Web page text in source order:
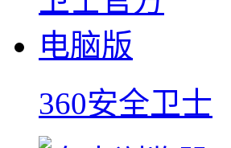
360安全卫士